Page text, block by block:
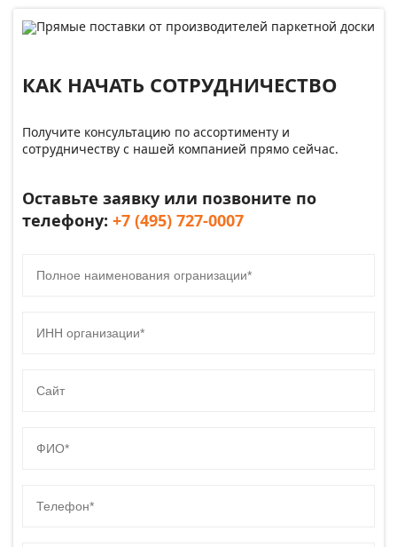
КАК НАЧАТЬ СОТРУДНИЧЕСТВО
Получите консультацию по ассортименту и
сотрудничеству с нашей компанией прямо сейчас.
Оставьте заявку или позвоните по
телефону: +7 (495) 727-0007